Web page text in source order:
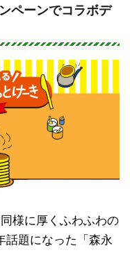
ペーンでコラボデ
様に厚くふわふわの
話題になった「森永